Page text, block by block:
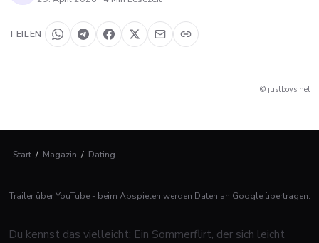
TEILEN
© justboys.net
Start / Magazin / Dating
Trailer über YouTube - beim Abspielen werden Daten an Google übertragen.
Du kennst das vielleicht: Ein Sommerflirt, der sich leicht